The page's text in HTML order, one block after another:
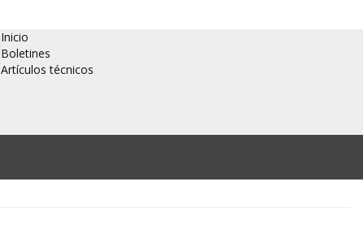
Inicio
Boletines
Artículos técnicos